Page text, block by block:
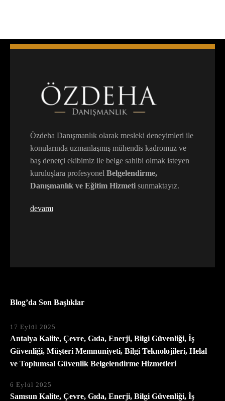
Özdeha Danışmanlık olarak mesleki deneyimleri ile
konularında uzmanlaşmış mühendis kadromuz ve
baş denetçi ekibimiz ile belge sahibi olmak isteyen
kuruluşlara profesyonel Belgelendirme,
Danışmanlık ve Eğitim Hizmeti sunmaktayız.
devamı
Blog’da Son Başlıklar
17 Eylül 2025
Antalya Kalite, Çevre, Gıda, Enerji, Bilgi Güvenliği, İş
Güvenliği, Müşteri Memnuniyeti, Bilgi Teknolojileri, Helal
ve Toplumsal Güvenlik Belgelendirme Hizmetleri
6 Eylül 2025
Samsun Kalite, Çevre, Gıda, Enerji, Bilgi Güvenliği, İş